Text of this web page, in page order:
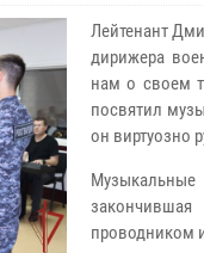
Лейтенант
дирижера
нам о своем
посвятил
он виртуозно
проводником